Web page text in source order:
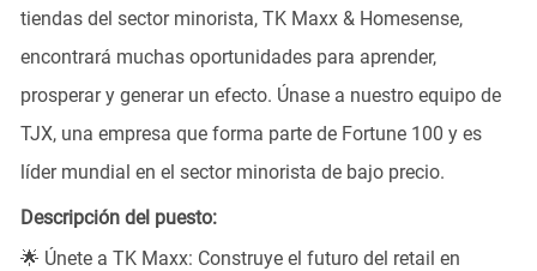
tiendas del sector minorista, TK Maxx & Homesense,
encontrará muchas oportunidades para aprender,
prosperar y generar un efecto. Únase a nuestro equipo de
TJX, una empresa que forma parte de Fortune 100 y es
líder mundial en el sector minorista de bajo precio.
Descripción del puesto:
🌟 Únete a TK Maxx: Construye el futuro del retail en